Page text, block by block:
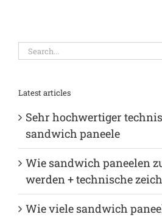
Search
Latest articles
Sehr hochwertiger
sandwich paneele
Wie sandwich paneelen
werden + technische
Wie viele sandwich